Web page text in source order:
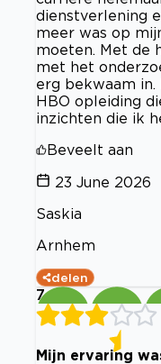
dienstverlening
meer was op
moeten. Met de
met het
erg bekwaam
HBO opleiding
inzichten die ik
Beveelt aan
23 June 2026
Saskia
Arnhem
delen
7
Mijn ervaring